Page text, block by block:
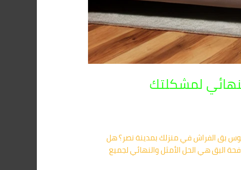
لمشكلتك
نصر – الحل النهائي لمشكلتك 01091560420 هل تعاني من كابوس بق الفراش في منزلك بمدينة نصر؟ هل
البق هي الحل الأمثل والنهائي لجميع